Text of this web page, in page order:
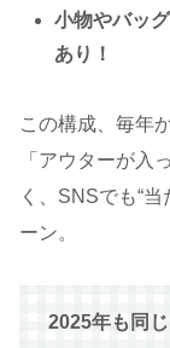
小物やバッ
あり！
この構成、毎年
「アウターが入
く、SNSでも“
ーン。
2025年も同